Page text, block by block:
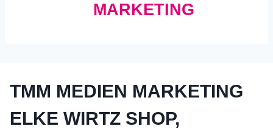
MARKETING
TMM MEDIEN MARKETING
ELKE WIRTZ SHOP,